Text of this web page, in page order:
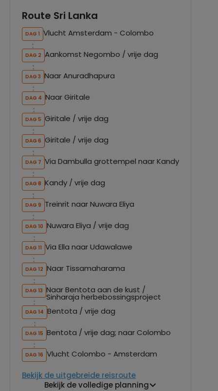
Route Sri Lanka
DAG 1 Vlucht Amsterdam - Colombo
DAG 2 Aankomst Negombo / vrije dag
DAG 3 Naar Anuradhapura
DAG 4 Naar Giritale
DAG 5 Giritale / vrije dag
DAG 6 Giritale / vrije dag
DAG 7 Via Dambulla grottempel naar Kandy
DAG 8 Kandy / vrije dag
DAG 9 Treinrit naar Nuwara Eliya
DAG 10 Nuwara Eliya / vrije dag
DAG 11 Via Ella naar Udawalawe
DAG 12 Naar Tissamaharama
DAG 13 Naar Bentota aan de kust /
Sinharaja herbebossingsproject
DAG 14 Bentota / vrije dag
DAG 15 Bentota / vrije dag; naar Colombo
DAG 16 Vlucht Colombo - Amsterdam
Bekijk de uitgebreide reisroute
Bekijk de volledige planning